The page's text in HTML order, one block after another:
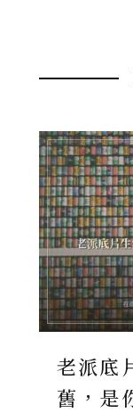
老派底
舊，是